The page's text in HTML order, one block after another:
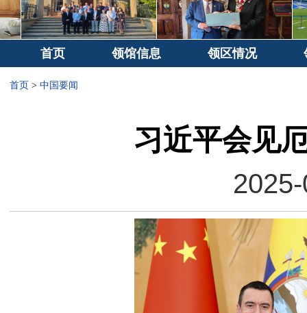
首页 领馆信息 领区情况
首页 > 中国要闻
习近平会见